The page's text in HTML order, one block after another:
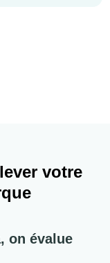
votre
on évalue